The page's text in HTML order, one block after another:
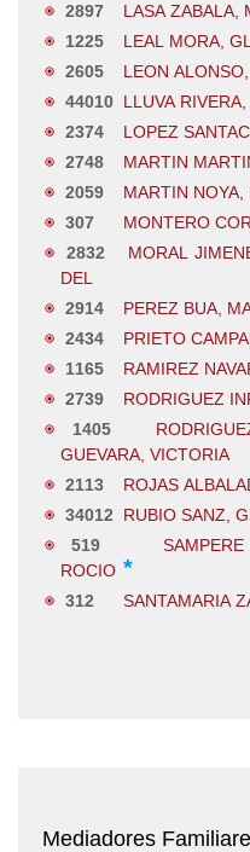
2897
LASA ZABALA,
1225
LEAL MORA,
2605
LEON
44010 LLUVA
2374
LOPEZ
2748
MARTIN
2059
MARTIN NOYA,
307
MONTERO
2832
MORAL
DEL
2914
PEREZ BUA,
2434
PRIETO
1165
RAMIREZ
2739
RODRIGUEZ
1405
GUEVARA, VICTORIA
2113
ROJAS
34012 RUBIO SANZ,
519
ROCIO *
312 SANTAMARIA
Mediadores